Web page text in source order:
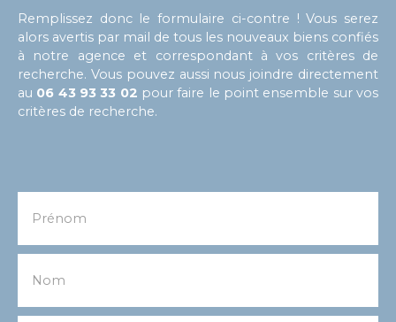
d’agence Prix hors honoraires : 245 000 €
Remplissez donc le formulaire ci-contre ! Vous serez
alors avertis par mail de tous les nouveaux biens confiés
à notre agence et correspondant à vos critères de
recherche. Vous pouvez aussi nous joindre directement
au 06 43 93 33 02 pour faire le point ensemble sur vos
critères de recherche.
Prénom
Nom